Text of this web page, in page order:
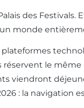
des Festivals.
un monde
plateformes
réservent le
viendront
: la navigation